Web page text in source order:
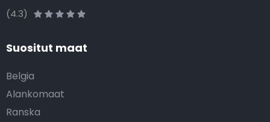
(4.3)
Suositut maat
Belgia
Alankomaat
Ranska